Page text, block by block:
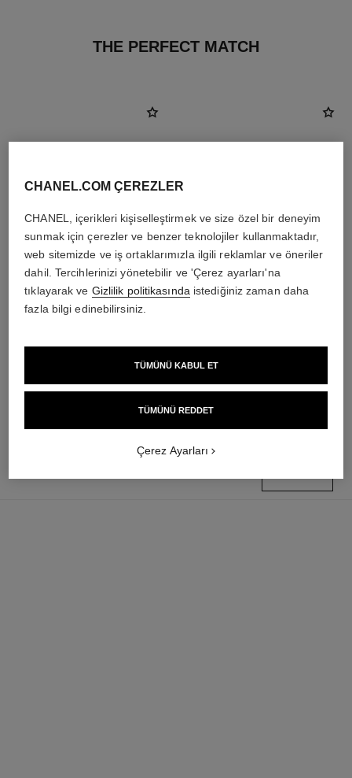
THE PERFECT MATCH
poudre universelle libre
10 seçeneği ton
Detayları görüntüle
Ref. 185872
3 300 try*
Detayları görüntüle
CHANEL.COM ÇEREZLER
CHANEL, içerikleri kişiselleştirmek ve size özel bir deneyim
sunmak için çerezler ve benzer teknolojiler kullanmaktadır,
web sitemizde ve iş ortaklarımızla ilgili reklamlar ve öneriler
dahil. Tercihlerinizi yönetebilir ve 'Çerez ayarları'na
tıklayarak ve Gizlilik politikasında istediğiniz zaman daha
fazla bilgi edinebilirsiniz.
TÜMÜNÜ REDDET
TÜMÜNÜ KABUL ET
Çerez Ayarları